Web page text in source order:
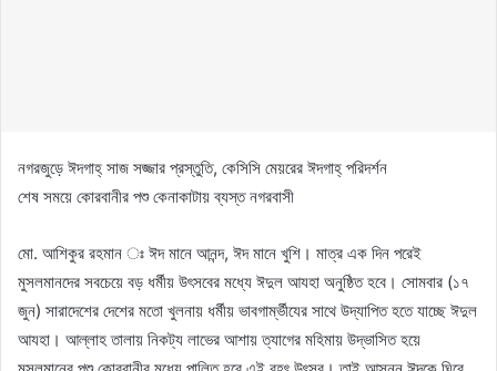
নগরজুড়ে ঈদগাহ্ সাজ সজ্জার প্রস্তুতি, কেসিসি মেয়রের ঈদগাহ্ পরিদর্শন
শেষ সময়ে কোরবানীর পশু কেনাকাটায় ব্যস্ত নগরবাসী
মো. আশিকুর রহমান ঃ ঈদ মানে আনন্দ, ঈদ মানে খুশি। মাত্র এক দিন পরেই
মুসলমানদের সবচেয়ে বড় ধর্মীয় উৎসবের মধ্যে ঈদুল আযহা অনুষ্ঠিত হবে। সোমবার (১৭
জুন) সারাদেশের দেশের মতো খুলনায় ধর্মীয় ভাবগার্ম্ভীযের সাথে উদ্যাপিত হতে যাচ্ছে ঈদুল
আযহা। আল্লাহ তালায় নিকট্য লাভের আশায় ত্যাগের মহিমায় উদ্ভাসিত হয়ে